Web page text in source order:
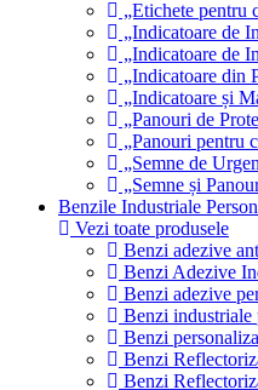
„Etichete pentru
„Indicatoare de
„Indicatoare de
„Indicatoare din
„Indicatoare și
„Panouri de
„Panouri pentru
„Semne de
„Semne și
Benzile Industriale
Vezi toate produsele
Benzi adezive
Benzi Adezive
Benzi adezive
Benzi industriale
Benzi
Benzi
Benzi